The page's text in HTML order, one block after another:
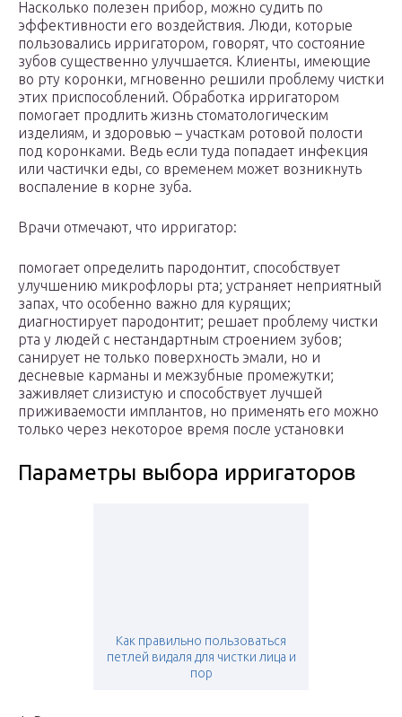
Насколько полезен прибор, можно судить по
эффективности его воздействия. Люди, которые
пользовались ирригатором, говорят, что состояние
зубов существенно улучшается. Клиенты, имеющие
во рту коронки, мгновенно решили проблему чистки
этих приспособлений. Обработка ирригатором
помогает продлить жизнь стоматологическим
изделиям, и здоровью – участкам ротовой полости
под коронками. Ведь если туда попадает инфекция
или частички еды, со временем может возникнуть
воспаление в корне зуба.
Врачи отмечают, что ирригатор:
помогает определить пародонтит, способствует
улучшению микрофлоры рта; устраняет неприятный
запах, что особенно важно для курящих;
диагностирует пародонтит; решает проблему чистки
рта у людей с нестандартным строением зубов;
санирует не только поверхность эмали, но и
десневые карманы и межзубные промежутки;
заживляет слизистую и способствует лучшей
приживаемости имплантов, но применять его можно
только через некоторое время после установки
Параметры выбора ирригаторов
Как правильно пользоваться
петлей видаля для чистки лица и
пор